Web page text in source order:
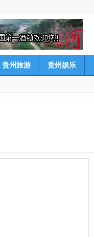
贵州旅游 贵州娱乐